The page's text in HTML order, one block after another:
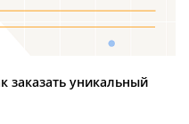
заказать уникальный